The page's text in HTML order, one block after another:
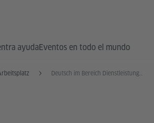
ayudaEventos en todo el mundo
Deutsch im Bereich Dienstleistungen